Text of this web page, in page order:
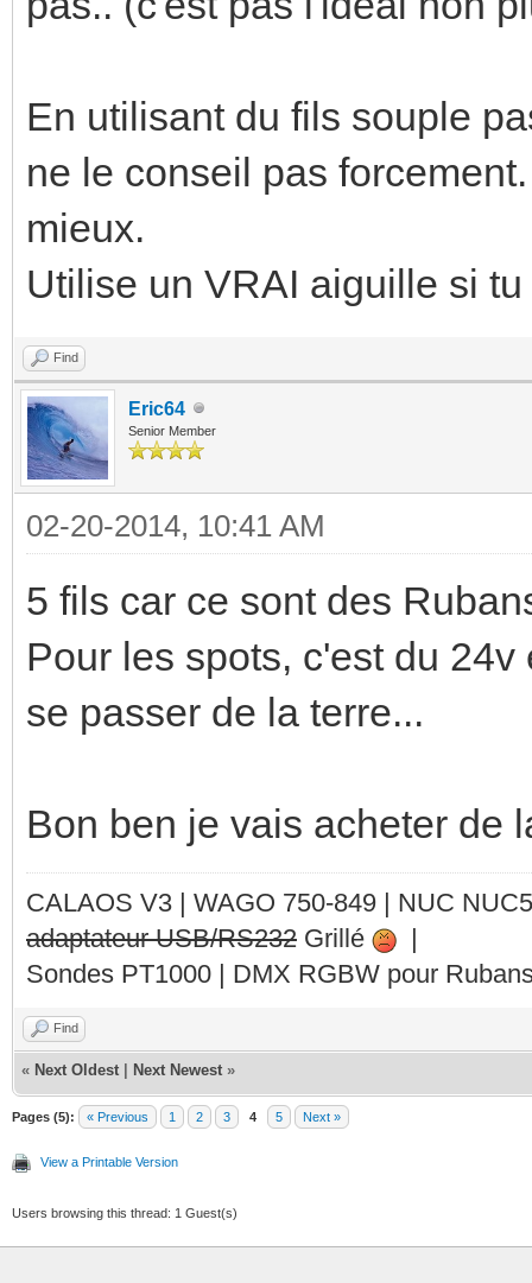
En utilisant du fils souple
ne le conseil pas
mieux.
Utilise un VRAI aiguille si tu
Find
Eric64
Senior Member
02-20-2014, 10:41 AM
5 fils car ce sont des
Pour les spots, c'est du
se passer de la terre...
Bon ben je vais acheter de
CALAOS V3 | WAGO 750-849 | NUC
adaptateur USB/RS232 Grillé
|
Sondes PT1000 | DMX RGBW pour
Find
« Next Oldest Next Newest »
Pages (5): « Previous 1 2 3 4 5 Next »
View a Printable Version
Users browsing this thread: 1 Guest(s)